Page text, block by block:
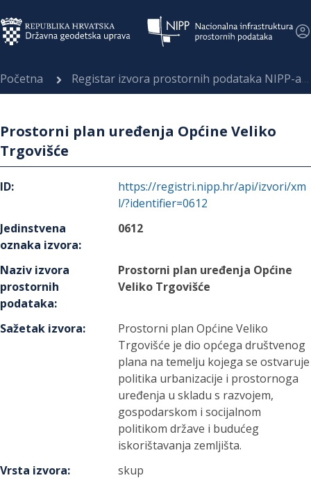
Početna Registar izvora prostornih podataka NIPP-a
Prostorni plan uređenja Općine Veliko
Trgovišće
ID:
https://registri.nipp.hr/api/izvori/xm
l/?identifier=0612
Jedinstvena
oznaka izvora:
0612
Naziv izvora
prostornih
podataka:
Prostorni plan uređenja Općine
Veliko Trgovišće
Sažetak izvora:
Prostorni plan Općine Veliko
Trgovišće je dio općega društvenog
plana na temelju kojega se ostvaruje
politika urbanizacije i prostornoga
uređenja u skladu s razvojem,
gospodarskom i socijalnom
politikom države i budućeg
iskorištavanja zemljišta.
Vrsta izvora:
skup